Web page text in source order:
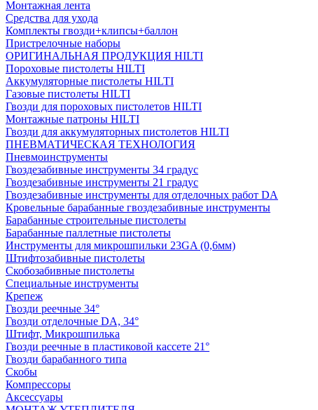
Монтажная лента
Средства для ухода
Комплекты гвозди+клипсы+баллон
Пристрелочные наборы
ОРИГИНАЛЬНАЯ ПРОДУКЦИЯ HILTI
Пороховые пистолеты HILTI
Аккумуляторные пистолеты HILTI
Газовые пистолеты HILTI
Гвозди для пороховых пистолетов HILTI
Монтажные патроны HILTI
Гвозди для аккумуляторных пистолетов HILTI
ПНЕВМАТИЧЕСКАЯ ТЕХНОЛОГИЯ
Пневмоинструменты
Гвоздезабивные инструменты 34 градус
Гвоздезабивные инструменты 21 градус
Гвоздезабивные инструменты для отделочных работ DA
Кровельные барабанные гвоздезабивные инструменты
Барабанные строительные пистолеты
Барабанные паллетные пистолеты
Инструменты для микрошпильки 23GA (0,6мм)
Штифтозабивные пистолеты
Скобозабивные пистолеты
Специальные инструменты
Крепеж
Гвозди реечные 34°
Гвозди отделочные DA, 34°
Штифт, Микрошпилька
Гвозди реечные в пластиковой кассете 21°
Гвозди барабанного типа
Скобы
Компрессоры
Аксессуары